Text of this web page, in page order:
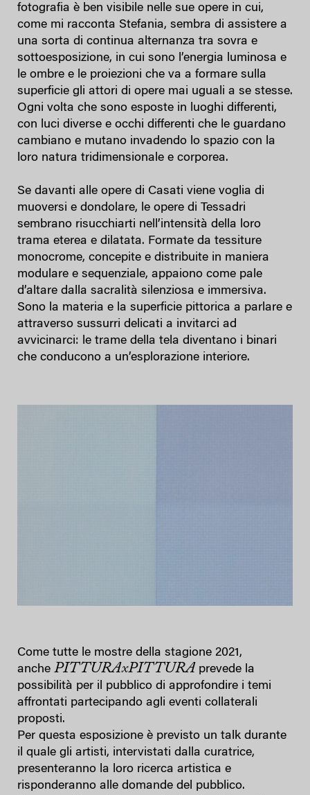
fotografia è ben visibile nelle sue opere in cui,
come mi racconta Stefania, sembra di assistere a
una sorta di continua alternanza tra sovra e
sottoesposizione, in cui sono l’energia luminosa e
le ombre e le proiezioni che va a formare sulla
superficie gli attori di opere mai uguali a se stesse.
Ogni volta che sono esposte in luoghi differenti,
con luci diverse e occhi differenti che le guardano
cambiano e mutano invadendo lo spazio con la
loro natura tridimensionale e corporea.
Se davanti alle opere di Casati viene voglia di
muoversi e dondolare, le opere di Tessadri
sembrano risucchiarti nell’intensità della loro
trama eterea e dilatata. Formate da tessiture
monocrome, concepite e distribuite in maniera
modulare e sequenziale, appaiono come pale
d’altare dalla sacralità silenziosa e immersiva.
Sono la materia e la superficie pittorica a parlare e
attraverso sussurri delicati a invitarci ad
avvicinarci: le trame della tela diventano i binari
che conducono a un’esplorazione interiore.
Come tutte le mostre della stagione 2021,
anche PITTURAxPITTURA prevede la
possibilità per il pubblico di approfondire i temi
affrontati partecipando agli eventi collaterali
proposti.
Per questa esposizione è previsto un talk durante
il quale gli artisti, intervistati dalla curatrice,
presenteranno la loro ricerca artistica e
risponderanno alle domande del pubblico.